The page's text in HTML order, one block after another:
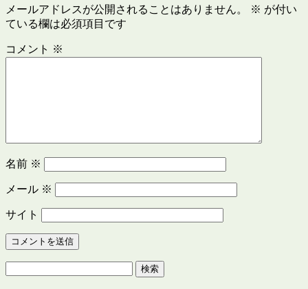
メールアドレスが公開されることはありません。 ※ が付い
ている欄は必須項目です
コメント ※
名前 ※
メール ※
サイト